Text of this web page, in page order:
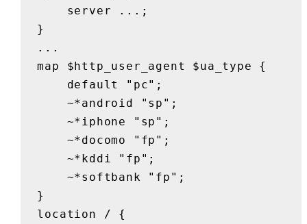
}
...
map $http_user_agent $ua_type {
}
location / {